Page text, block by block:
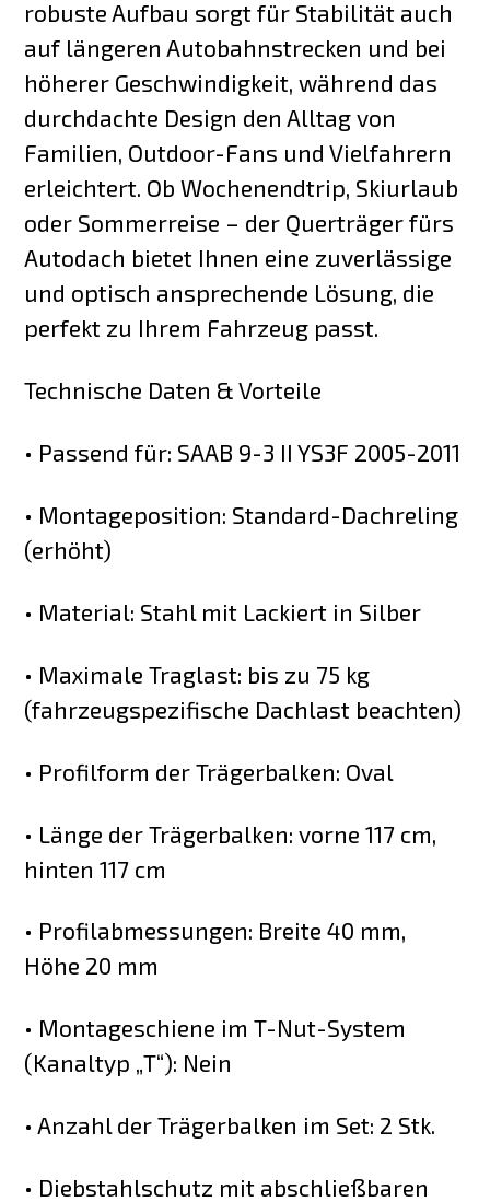
robuste Aufbau sorgt für Stabilität auch
auf längeren Autobahnstrecken und bei
höherer Geschwindigkeit, während das
durchdachte Design den Alltag von
Familien, Outdoor-Fans und Vielfahrern
erleichtert. Ob Wochenendtrip, Skiurlaub
oder Sommerreise – der Querträger fürs
Autodach bietet Ihnen eine zuverlässige
und optisch ansprechende Lösung, die
perfekt zu Ihrem Fahrzeug passt.
Technische Daten & Vorteile
• Passend für: SAAB 9-3 II YS3F 2005-2011
• Montageposition: Standard-Dachreling
(erhöht)
• Material: Stahl mit Lackiert in Silber
• Maximale Traglast: bis zu 75 kg
(fahrzeugspezifische Dachlast beachten)
• Profilform der Trägerbalken: Oval
• Länge der Trägerbalken: vorne 117 cm,
hinten 117 cm
• Profilabmessungen: Breite 40 mm,
Höhe 20 mm
• Montageschiene im T-Nut-System
(Kanaltyp „T“): Nein
• Anzahl der Trägerbalken im Set: 2 Stk.
• Diebstahlschutz mit abschließbaren